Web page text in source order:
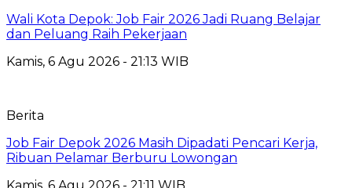
Wali Kota Depok: Job Fair 2026 Jadi Ruang Belajar
dan Peluang Raih Pekerjaan
Kamis, 6 Agu 2026 - 21:13 WIB
Berita
Job Fair Depok 2026 Masih Dipadati Pencari Kerja,
Ribuan Pelamar Berburu Lowongan